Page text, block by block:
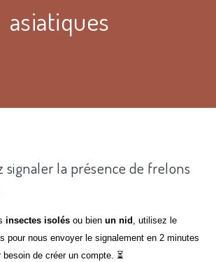
asiatiques
signaler la présence de frelons
insectes isolés ou bienun nid , utilisez le
pour nous envoyer le signalement en 2 minutes
de créer un compte. ⏳